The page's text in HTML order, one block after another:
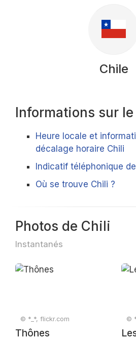
Chile
Informations sur
Heure locale et
décalage horaire Chili
Indicatif téléphonique
Où se trouve Chili ?
Photos de Chili
Instantanés
© *_*, flickr.com
Thônes
©